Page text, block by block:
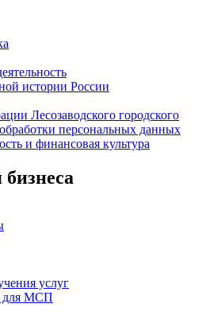
истории России
Лесозаводского городского
персональных данных
и финансовая культура
услуг
для МСП